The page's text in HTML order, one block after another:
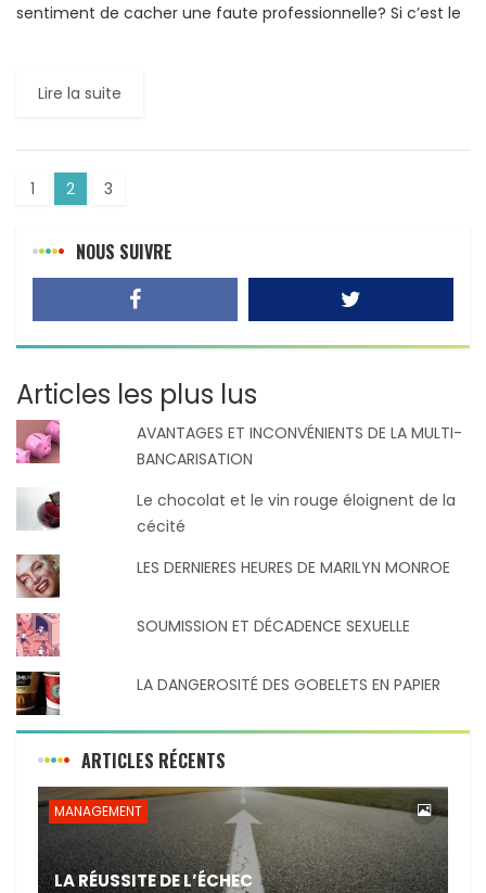
sentiment de cacher une faute professionnelle? Si c’est le
Lire la suite
1 2 3
NOUS SUIVRE
Articles les plus lus
AVANTAGES ET INCONVÉNIENTS DE LA MULTI-
BANCARISATION
Le chocolat et le vin rouge éloignent de la
cécité
LES DERNIERES HEURES DE MARILYN MONROE
SOUMISSION ET DÉCADENCE SEXUELLE
LA DANGEROSITÉ DES GOBELETS EN PAPIER
ARTICLES RÉCENTS
MANAGEMENT
LA RÉUSSITE DE L’ÉCHEC